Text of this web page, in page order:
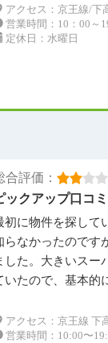
アクセス：京王線/下
営業時間：10：00～
定休日：水曜日
合評価：
ックアップ口コミ
初に物件を探して
らなかったのです
した。大きいスー
いたので、基本的
アクセス：京王線 下
営業時間：10:00〜